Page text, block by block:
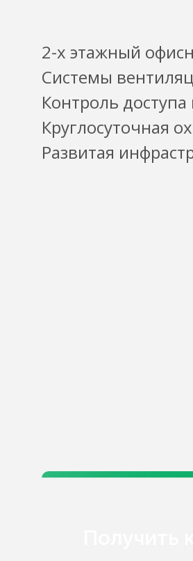
2-х этажный
Системы
Контроль
Круглосуточная
Развитая